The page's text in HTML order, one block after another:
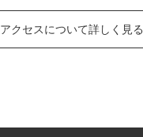
アクセスについて詳しく見る